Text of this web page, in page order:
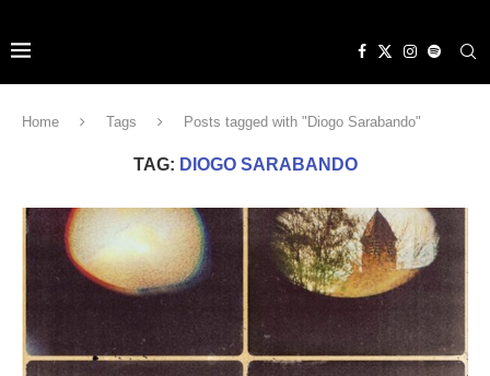
Home Tags Posts tagged with "Diogo Sarabando"
TAG: DIOGO SARABANDO